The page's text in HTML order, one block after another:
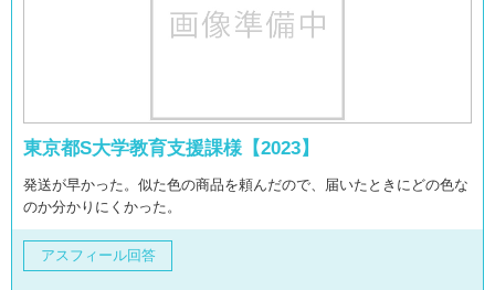
東京都S大学教育支援課様【2023】
発送が早かった。似た色の商品を頼んだので、届いたときにどの色な
のか分かりにくかった。
アスフィール回答